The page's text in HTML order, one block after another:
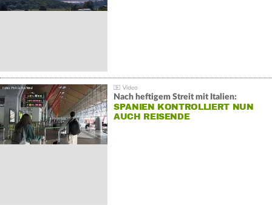
Nach heftigem Streit mit Italien:
SPANIEN KONTROLLIERT NUN
AUCH REISENDE